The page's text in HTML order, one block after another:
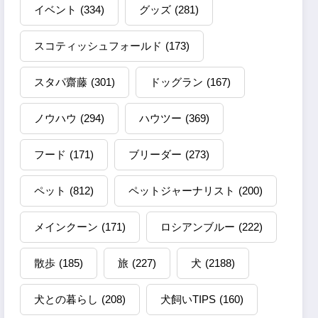
イベント (334) グッズ (281)
スコティッシュフォールド (173)
スタパ齋藤 (301) ドッグラン (167)
ノウハウ (294) ハウツー (369)
フード (171) ブリーダー (273)
ペット (812) ペットジャーナリスト (200)
メインクーン (171) ロシアンブルー (222)
散歩 (185) 旅 (227) 犬 (2188)
犬との暮らし (208) 犬飼いTIPS (160)